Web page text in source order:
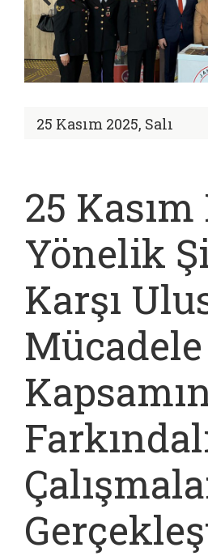
25 Kasım 2025, Salı
25 Kasım
Yönelik
Karşı